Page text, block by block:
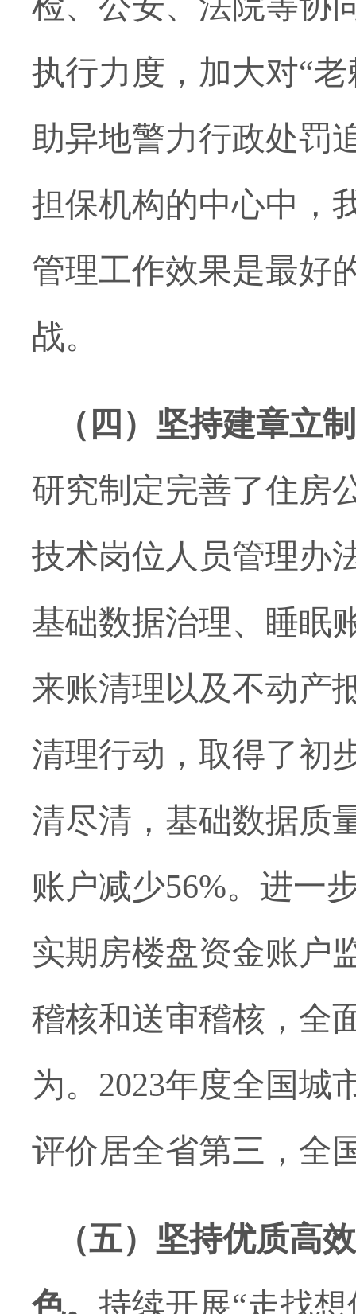
执行力度，加大对“
助异地警力行政处罚
担保机构的中心中，
管理工作效果是最好
战。
（四） 坚持建章立
研究制定完善了住房
技术岗位人员管理办
基础数据治理、睡眠
来账清理以及不动产
清理行动，取得了初
清尽清，基础数据质
账户减少56%。 进一
实期房楼盘资金账户
稽核和送审稽核，全
为。 2023年度全国城
评价居全省第三，全
（五） 坚持优质高
色。 持续开展“走找